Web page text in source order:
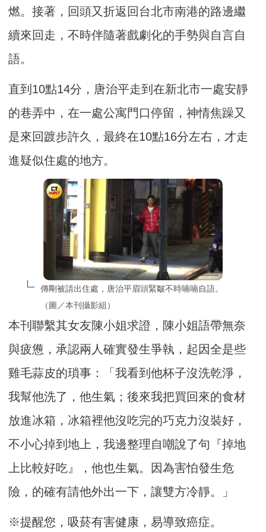
燃。接著，回頭又折返回台北市南港的路邊繼
續來回走，不時伴隨著戲劇化的手勢與自言自
語。
直到10點14分，唐治平走到在新北市一處安靜
的巷弄中，在一處公寓門口停留，神情焦躁又
是來回踱步許久，最終在10點16分左右，才走
進疑似住處的地方。
傳剛被請出住處，唐治平眉頭緊皺不時喃喃自語。
（圖／本刊攝影組）
本刊聯繫其女友陳小姐求證，陳小姐語帶無奈
與疲憊，承認兩人確實發生爭執，起因全是些
雞毛蒜皮的瑣事：「我看到他杯子沒洗乾淨，
我幫他洗了，他生氣；後來我把買回來的食材
放進冰箱，冰箱裡他沒吃完的巧克力沒裝好，
不小心掉到地上，我邊整理自嘲說了句『掉地
上比較好吃』，他也生氣。因為害怕發生危
險，的確有請他外出一下，讓雙方冷靜。」
※提醒您，吸菸有害健康，易導致癌症。